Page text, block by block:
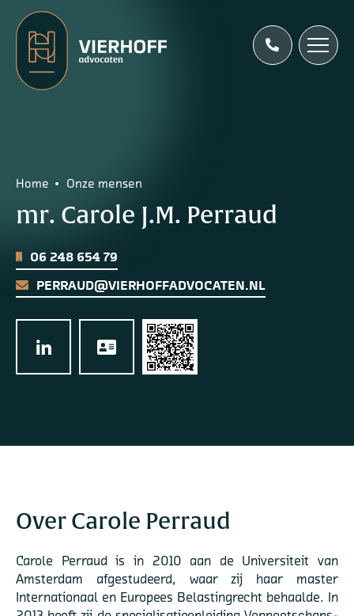
Home Onze mensen
mr. Carole J.M. Perraud
06 248 654 79
PERRAUD@VIERHOFFADVOCATEN.NL
Over Carole Perraud
Carole Perraud is in 2010 aan de Universiteit van
Amsterdam afgestudeerd, waar zij haar master
Internationaal en Europees Belastingrecht behaalde. In